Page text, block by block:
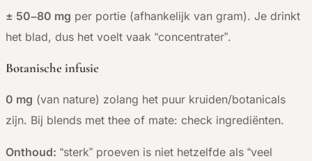
± 50–80 mg per portie (afhankelijk van gram). Je drinkt
het blad, dus het voelt vaak “concentrater”.
Botanische infusie
0 mg (van nature) zolang het puur kruiden/botanicals
zijn. Bij blends met thee of mate: check ingrediënten.
Onthoud: “sterk” proeven is niet hetzelfde als “veel